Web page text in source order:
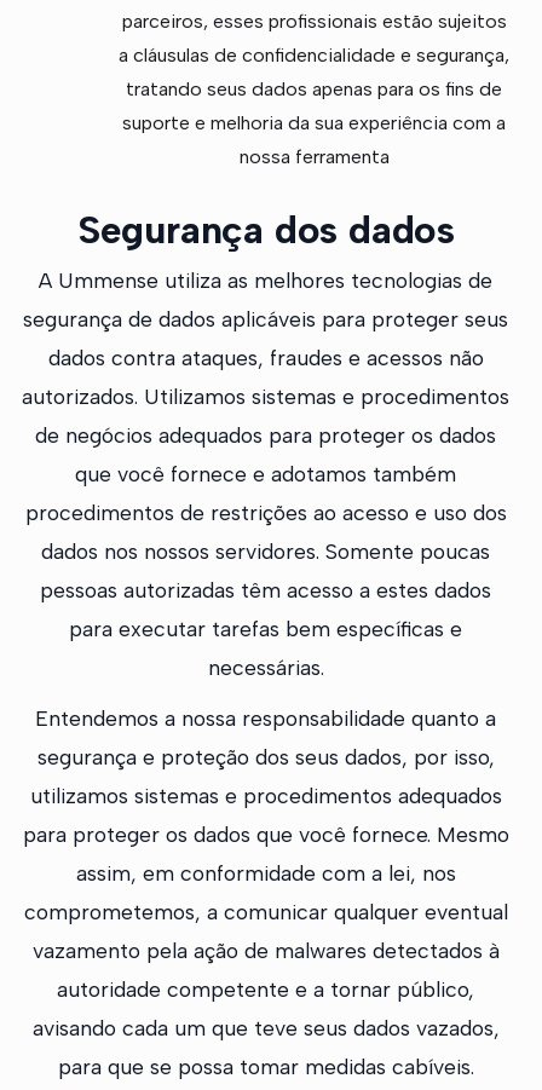
parceiros, esses profissionais estão sujeitos
a cláusulas de confidencialidade e segurança,
tratando seus dados apenas para os fins de
suporte e melhoria da sua experiência com a
nossa ferramenta
Segurança dos dados
A Ummense utiliza as melhores tecnologias de
segurança de dados aplicáveis para proteger seus
dados contra ataques, fraudes e acessos não
autorizados. Utilizamos sistemas e procedimentos
de negócios adequados para proteger os dados
que você fornece e adotamos também
procedimentos de restrições ao acesso e uso dos
dados nos nossos servidores. Somente poucas
pessoas autorizadas têm acesso a estes dados
para executar tarefas bem específicas e
necessárias.
Entendemos a nossa responsabilidade quanto a
segurança e proteção dos seus dados, por isso,
utilizamos sistemas e procedimentos adequados
para proteger os dados que você fornece. Mesmo
assim, em conformidade com a lei, nos
comprometemos, a comunicar qualquer eventual
vazamento pela ação de malwares detectados à
autoridade competente e a tornar público,
avisando cada um que teve seus dados vazados,
para que se possa tomar medidas cabíveis.